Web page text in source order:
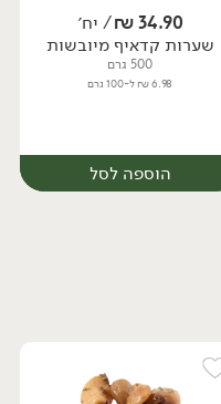
יח׳
34.90
₪/ יח׳
שערות קדאיף מיובשות
500 גרם
6.98 ₪ ל-100 גרם
הוספה לסל